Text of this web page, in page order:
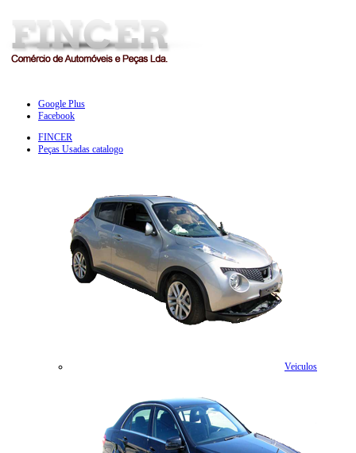
Google Plus
Facebook
FINCER
Peças Usadas catalogo
Veiculos